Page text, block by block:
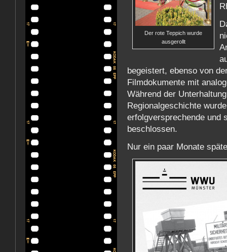
Der rote Teppich wurde
ausgerollt
begeistert, ebenso von
Filmdokumente mit
Während der
Regionalgeschichte
erfolgversprechende und
beschlossen.
Nur ein paar Monate